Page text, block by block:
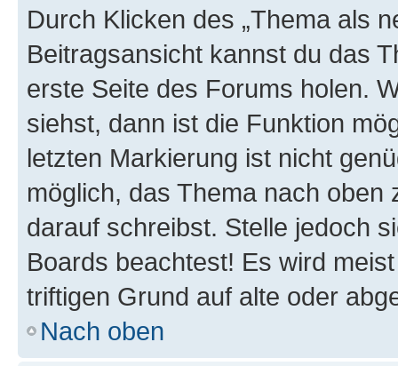
Durch Klicken des „Thema als
Beitragsansicht kannst du das
erste Seite des Forums holen.
siehst, dann ist die Funktion
letzten Markierung ist nicht
möglich, das Thema nach oben
darauf schreibst. Stelle jedoch
Boards beachtest! Es wird
triftigen Grund auf alte oder
Nach oben